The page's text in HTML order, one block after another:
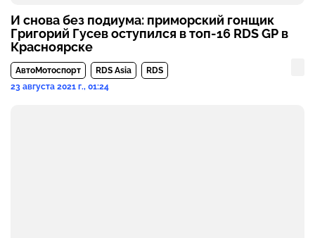
И снова без подиума: приморский гонщик
Григорий Гусев оступился в топ-16 RDS GP в
Красноярске
АвтоМотоспорт RDS Asia
RDS
23 августа 2021 г., 01:24